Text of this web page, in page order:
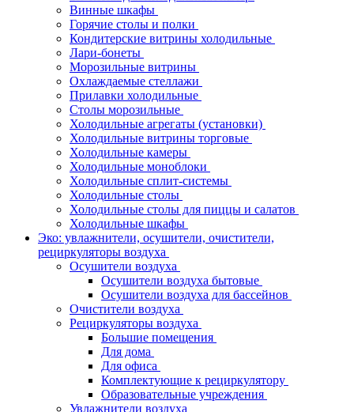
Винные шкафы
Горячие столы и полки
Кондитерские витрины холодильные
Лари-бонеты
Морозильные витрины
Охлаждаемые стеллажи
Прилавки холодильные
Столы морозильные
Холодильные агрегаты (установки)
Холодильные витрины торговые
Холодильные камеры
Холодильные моноблоки
Холодильные сплит-системы
Холодильные столы
Холодильные столы для пиццы и салатов
Холодильные шкафы
Эко: увлажнители, осушители, очистители,
рециркуляторы воздуха
Осушители воздуха
Осушители воздуха бытовые
Осушители воздуха для бассейнов
Очистители воздуха
Рециркуляторы воздуха
Большие помещения
Для дома
Для офиса
Комплектующие к рециркулятору
Образовательные учреждения
Увлажнители воздуха